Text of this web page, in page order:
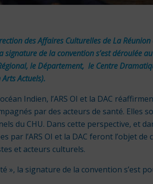
des Affaires Culturelles de La
de la convention s’est déroulée
le Département, le Centre
Arts Actuels).
Indien, l’ARS OI et la DAC
par des acteurs de santé. Elles
du CHU. Dans cette perspective, et
par l’ARS OI et la DAC feront l’objet
et acteurs culturels.
», la signature de la convention s’est